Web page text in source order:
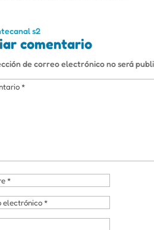
comentario
de correo electrónico no será